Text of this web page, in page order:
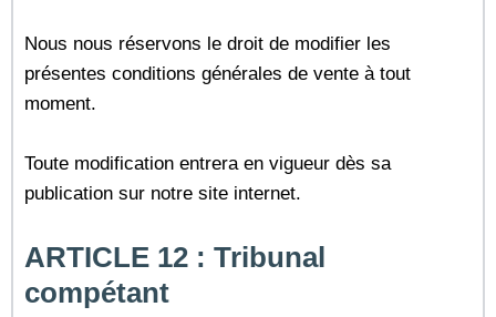
Nous nous réservons le droit de modifier les
présentes conditions générales de vente à tout
moment.
Toute modification entrera en vigueur dès sa
publication sur notre site internet.
ARTICLE 12 : Tribunal
compétant